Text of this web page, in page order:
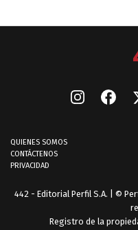
QUIENES SOMOS
CONTÁCTENOS
PRIVACIDAD
442 - Editorial Perfil S.A. | ©
Registro de la